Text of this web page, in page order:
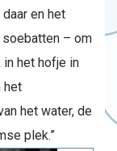
en het
soebatten – om
in het hofje in
het
het water, de
plek.”